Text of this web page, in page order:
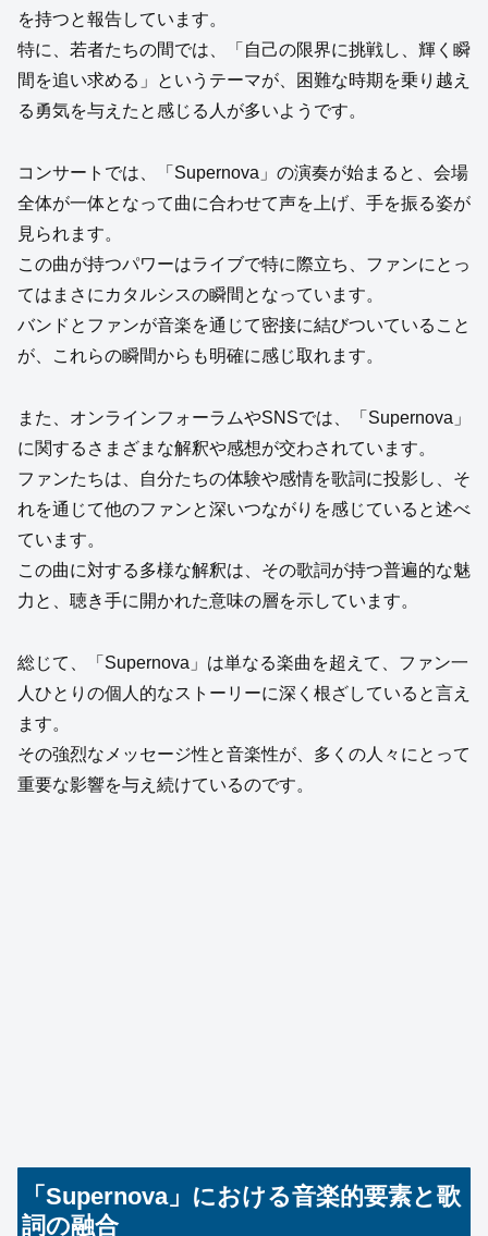
を持つと報告しています。
特に、若者たちの間では、「自己の限界に挑戦し、輝く瞬
間を追い求める」というテーマが、困難な時期を乗り越え
る勇気を与えたと感じる人が多いようです。
コンサートでは、「Supernova」の演奏が始まると、会場
全体が一体となって曲に合わせて声を上げ、手を振る姿が
見られます。
この曲が持つパワーはライブで特に際立ち、ファンにとっ
てはまさにカタルシスの瞬間となっています。
バンドとファンが音楽を通じて密接に結びついていること
が、これらの瞬間からも明確に感じ取れます。
また、オンラインフォーラムやSNSでは、「Supernova」
に関するさまざまな解釈や感想が交わされています。
ファンたちは、自分たちの体験や感情を歌詞に投影し、そ
れを通じて他のファンと深いつながりを感じていると述べ
ています。
この曲に対する多様な解釈は、その歌詞が持つ普遍的な魅
力と、聴き手に開かれた意味の層を示しています。
総じて、「Supernova」は単なる楽曲を超えて、ファン一
人ひとりの個人的なストーリーに深く根ざしていると言え
ます。
その強烈なメッセージ性と音楽性が、多くの人々にとって
重要な影響を与え続けているのです。
「Supernova」における音楽的要素と歌
詞の融合